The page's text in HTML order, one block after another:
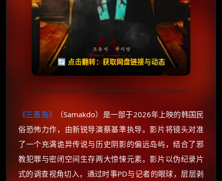
🔄 点击翻转：获取网盘链接与动态
失效请反馈
🧧️
天天领红包
《三恶岛》
（Samakdo）是一部于2026年上映的韩国民
俗恐怖力作，由新锐导演蔡基準执导。影片将镜头对准
了一个充满诡异传说与历史阴影的偏远岛屿，结合了邪
教犯罪与密闭空间生存两大惊悚元素。影片以伪纪录片
式的调查视角切入，通过时事PD与记者的眼球，层层剥